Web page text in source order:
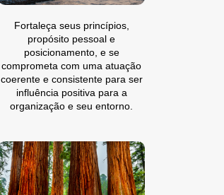
Fortaleça seus princípios,
propósito pessoal e
posicionamento, e se
comprometa com uma atuação
coerente e consistente para ser
influência positiva para a
organização e seu entorno.